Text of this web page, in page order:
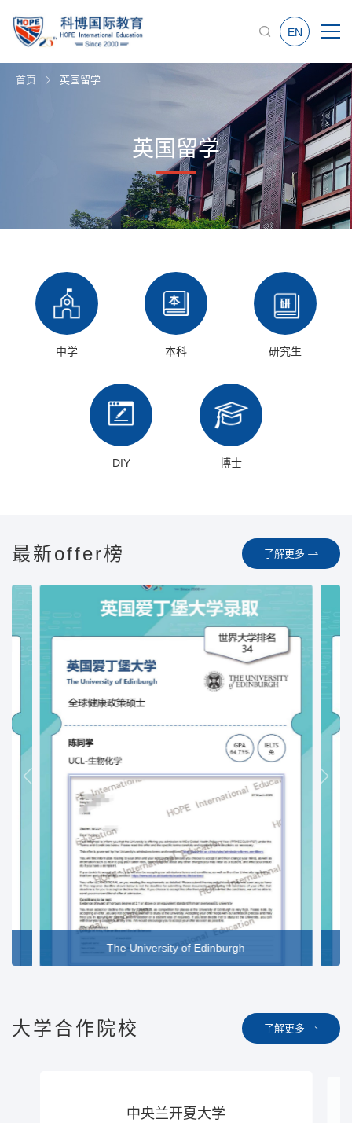
EN
首页 英国留学
英国留学
中学 本科 研究生
DIY 博士
最新offer榜 了解更多
The University of Edinburgh
大学合作院校 了解更多
中央兰开夏大学